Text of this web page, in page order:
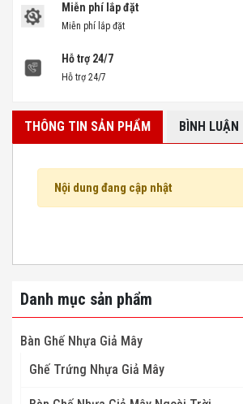
Miễn phí lắp đặt
Miễn phí lắp đặt
Hỗ trợ 24/7
Hỗ trợ 24/7
THÔNG TIN SẢN PHẨM BÌNH LUẬN
Nội dung đang cập nhật
Danh mục sản phẩm
Bàn Ghế Nhựa Giả Mây
Ghế Trứng Nhựa Giả Mây